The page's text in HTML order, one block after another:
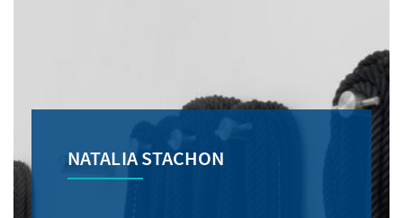
NATALIA STACHON